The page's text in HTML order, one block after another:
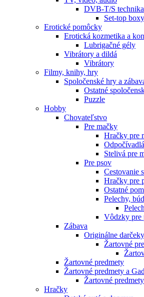
DVB-T/S technika
Set-top boxy
Erotické pomôcky
Erotická kozmetika a
Lubrigačné gély
Vibrátory a dildá
Vibrátory
Filmy, knihy, hry
Spoločenské hry a
Ostatné
Puzzle
Hobby
Chovateľstvo
Pre mačky
Hračky pre
Stelivá pre
Pre psov
Cestovanie
Hračky pre
Ostatné
Pelechy,
Vôdzky pre
Zábava
Originálne darčeky
Žartovné
Žartovné predmety
Žartovné predmety a
Žartovné predmety
Hračky